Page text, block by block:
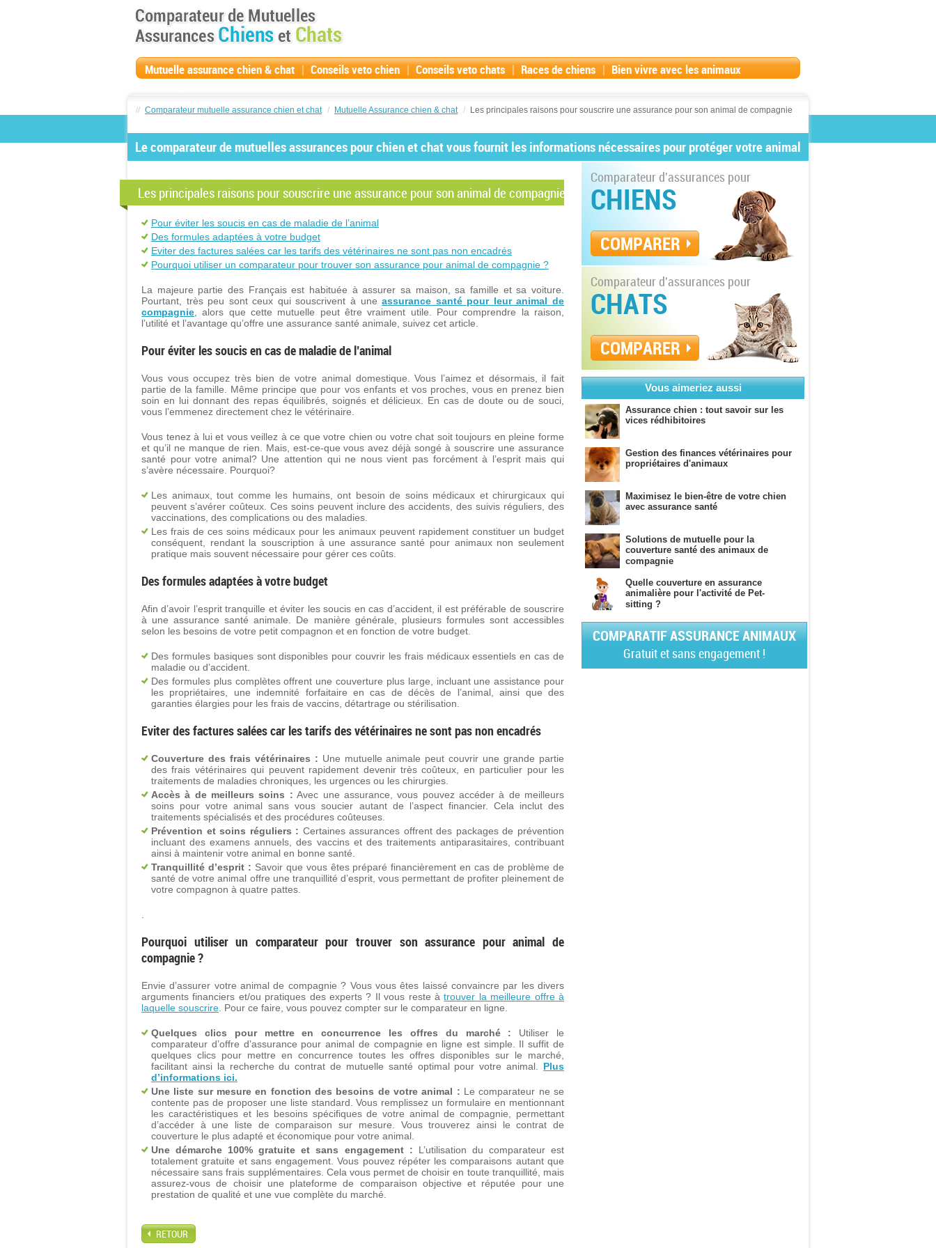
Mutuelle assurance chien & chat | Conseils veto chien | Conseils veto chats | Races de chiens | Bien vivre avec les animaux
// Comparateur mutuelle assurance chien et chat / Mutuelle Assurance chien & chat / Les principales raisons pour souscrire une assurance pour son animal de compagnie
Le comparateur de mutuelles assurances pour chien et chat vous fournit les informations nécessaires pour protéger votre animal
Les principales raisons pour souscrire une assurance pour son animal de compagnie
Pour éviter les soucis en cas de maladie de l’animal
Des formules adaptées à votre budget
Eviter des factures salées car les tarifs des vétérinaires ne sont pas non encadrés
Pourquoi utiliser un comparateur pour trouver son assurance pour animal de compagnie ?
La majeure partie des Français est habituée à assurer sa maison, sa famille et sa voiture.
Pourtant, très peu sont ceux qui souscrivent à uneassurance santé pour leur animal de
compagnie , alors que cette mutuelle peut être vraiment utile. Pour comprendre la raison,
l’utilité et l’avantage qu’offre une assurance santé animale, suivez cet article.
Pour éviter les soucis en cas de maladie de l’animal
Vous vous occupez très bien de votre animal domestique. Vous l’aimez et désormais, il fait
partie de la famille. Même principe que pour vos enfants et vos proches, vous en prenez bien
soin en lui donnant des repas équilibrés, soignés et délicieux. En cas de doute ou de souci,
vous l’emmenez directement chez le vétérinaire.
Vous tenez à lui et vous veillez à ce que votre chien ou votre chat soit toujours en pleine forme
et qu’il ne manque de rien. Mais, est-ce-que vous avez déjà songé à souscrire une assurance
santé pour votre animal? Une attention qui ne nous vient pas forcément à l’esprit mais qui
s’avère nécessaire. Pourquoi?
Les animaux, tout comme les humains, ont besoin de soins médicaux et chirurgicaux qui
peuvent s’avérer coûteux. Ces soins peuvent inclure des accidents, des suivis réguliers, des
vaccinations, des complications ou des maladies.
Les frais de ces soins médicaux pour les animaux peuvent rapidement constituer un budget
conséquent, rendant la souscription à une assurance santé pour animaux non seulement
pratique mais souvent nécessaire pour gérer ces coûts.
Des formules adaptées à votre budget
Afin d’avoir l’esprit tranquille et éviter les soucis en cas d’accident, il est préférable de souscrire
à une assurance santé animale. De manière générale, plusieurs formules sont accessibles
selon les besoins de votre petit compagnon et en fonction de votre budget.
Des formules basiques sont disponibles pour couvrir les frais médicaux essentiels en cas de
maladie ou d’accident.
Des formules plus complètes offrent une couverture plus large, incluant une assistance pour
les propriétaires, une indemnité forfaitaire en cas de décès de l’animal, ainsi que des
garanties élargies pour les frais de vaccins, détartrage ou stérilisation.
Eviter des factures salées car les tarifs des vétérinaires ne sont pas non encadrés
Couverture des frais vétérinaires : Une mutuelle animale peut couvrir une grande partie
des frais vétérinaires qui peuvent rapidement devenir très coûteux, en particulier pour les
traitements de maladies chroniques, les urgences ou les chirurgies.
Accès à de meilleurs soins : Avec une assurance, vous pouvez accéder à de meilleurs
soins pour votre animal sans vous soucier autant de l’aspect financier. Cela inclut des
traitements spécialisés et des procédures coûteuses.
Prévention et soins réguliers : Certaines assurances offrent des packages de prévention
incluant des examens annuels, des vaccins et des traitements antiparasitaires, contribuant
ainsi à maintenir votre animal en bonne santé.
Tranquillité d’esprit : Savoir que vous êtes préparé financièrement en cas de problème de
santé de votre animal offre une tranquillité d’esprit, vous permettant de profiter pleinement de
votre compagnon à quatre pattes.
Pourquoi utiliser un comparateur pour trouver son assurance pour animal de
compagnie ?
Envie d’assurer votre animal de compagnie ? Vous vous êtes laissé convaincre par les divers
arguments financiers et/ou pratiques des experts ? Il vous reste àtrouver la meilleure offre à
laquelle souscrire . Pour ce faire, vous pouvez compter sur le comparateur en ligne.
Quelques clics pour mettre en concurrence les offres du marché : Utiliser le
comparateur d’offre d’assurance pour animal de compagnie en ligne est simple. Il suffit de
quelques clics pour mettre en concurrence toutes les offres disponibles sur le marché,
facilitant ainsi la recherche du contrat de mutuelle santé optimal pour votre animal. Plus
d’informations ici.
Une liste sur mesure en fonction des besoins de votre animal : Le comparateur ne se
contente pas de proposer une liste standard. Vous remplissez un formulaire en mentionnant
les caractéristiques et les besoins spécifiques de votre animal de compagnie, permettant
d’accéder à une liste de comparaison sur mesure. Vous trouverez ainsi le contrat de
couverture le plus adapté et économique pour votre animal.
Une démarche 100% gratuite et sans engagement : L’utilisation du comparateur est
totalement gratuite et sans engagement. Vous pouvez répéter les comparaisons autant que
nécessaire sans frais supplémentaires. Cela vous permet de choisir en toute tranquillité, mais
assurez-vous de choisir une plateforme de comparaison objective et réputée pour une
prestation de qualité et une vue complète du marché.
RETOUR
Comparateur d'assurances pour
CHIENS
COMPARER
Comparateur d'assurances pour
CHATS
COMPARER
Vous aimeriez aussi
Assurance chien : tout savoir sur les
vices rédhibitoires
Gestion des finances vétérinaires pour
propriétaires d'animaux
Maximisez le bien-être de votre chien
avec assurance santé
Solutions de mutuelle pour la
couverture santé des animaux de
compagnie
Quelle couverture en assurance
animalière pour l'activité de Pet-
sitting ?
COMPARATIF ASSURANCE ANIMAUX
Gratuit et sans engagement !